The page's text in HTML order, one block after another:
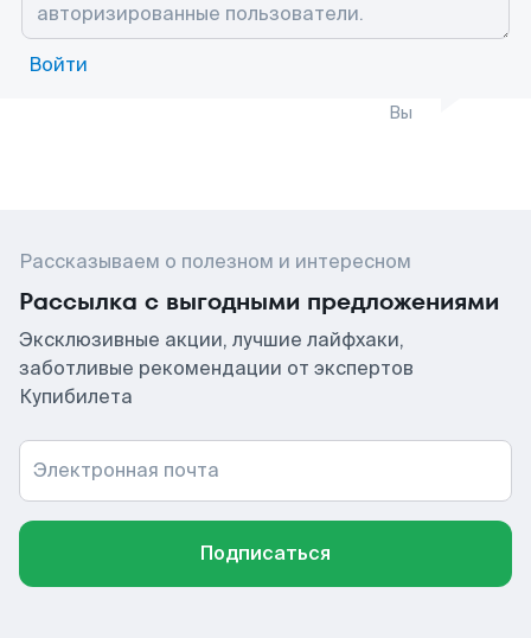
Войти
Вы
Рассказываем о полезном и интересном
Рассылка с выгодными предложениями
Эксклюзивные акции, лучшие лайфхаки,
заботливые рекомендации от экспертов
Купибилета
Электронная почта
Подписаться